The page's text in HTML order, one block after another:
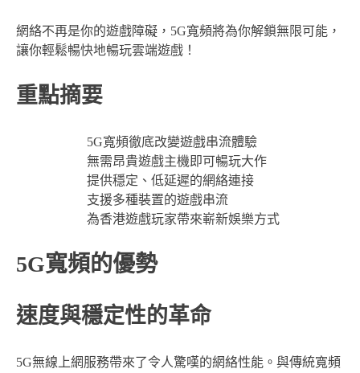
網絡不再是你的遊戲障礙，5G寬頻將為你解鎖無限可能，
讓你輕鬆暢快地暢玩雲端遊戲！
重點摘要
5G寬頻徹底改變遊戲串流體驗
無需昂貴遊戲主機即可暢玩大作
提供穩定、低延遲的網絡連接
支援多種裝置的遊戲串流
為香港遊戲玩家帶來嶄新娛樂方式
5G寬頻的優勢
速度與穩定性的革命
5G無線上網服務帶來了令人驚嘆的網絡性能。與傳統寬頻